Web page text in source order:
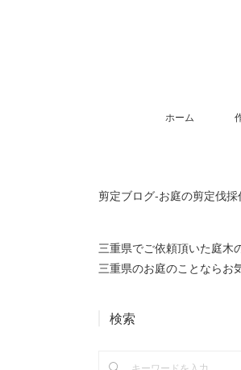
ホーム
剪定ブログ-お庭の剪定伐
三重県でご依頼頂いた庭木
三重県のお庭のことならお
検索